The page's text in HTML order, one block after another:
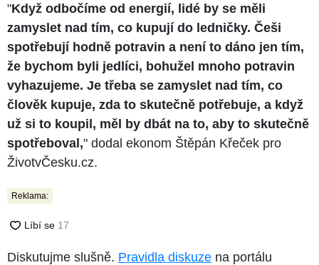
"Když odbočíme od energií, lidé by se měli
zamyslet nad tím, co kupují do ledničky. Češi
spotřebují hodně potravin a není to dáno jen tím,
že bychom byli jedlíci, bohužel mnoho potravin
vyhazujeme. Je třeba se zamyslet nad tím, co
člověk kupuje, zda to skutečně potřebuje, a když
už si to koupil, měl by dbát na to, aby to skutečně
spotřeboval," dodal ekonom Štěpán Křeček pro
ŽivotvČesku.cz.
Reklama:
Diskutujme slušně. Pravidla diskuze na portálu